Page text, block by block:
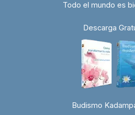
Todo el mundo es
Descarga
Budismo